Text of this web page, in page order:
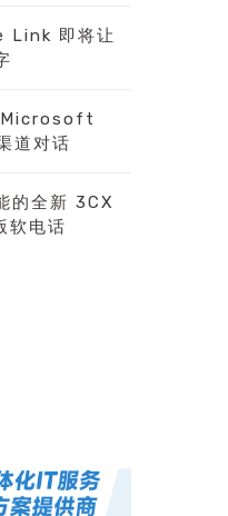
即将让
Microsoft
道对话
的全新 3CX
软电话